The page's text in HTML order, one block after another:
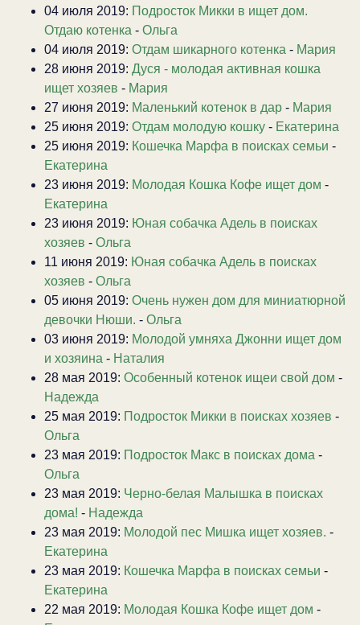
04 июля 2019: Подросток Микки в ищет дом.
Отдаю котенка - Ольга
04 июля 2019: Отдам шикарного котенка - Мария
28 июня 2019: Дуся - молодая активная кошка
ищет хозяев - Мария
27 июня 2019: Маленький котенок в дар - Мария
25 июня 2019: Отдам молодую кошку - Екатерина
25 июня 2019: Кошечка Марфа в поисках семьи -
Екатерина
23 июня 2019: Молодая Кошка Кофе ищет дом -
Екатерина
23 июня 2019: Юная собачка Адель в поисках
хозяев - Ольга
11 июня 2019: Юная собачка Адель в поисках
хозяев - Ольга
05 июня 2019: Очень нужен дом для миниатюрной
девочки Нюши. - Ольга
03 июня 2019: Молодой умняха Джонни ищет дом
и хозяина - Наталия
28 мая 2019: Особенный котенок ищеи свой дом -
Надежда
25 мая 2019: Подросток Микки в поисках хозяев -
Ольга
23 мая 2019: Подросток Макс в поисках дома -
Ольга
23 мая 2019: Черно-белая Малышка в поисках
дома! - Надежда
23 мая 2019: Молодой пес Мишка ищет хозяев. -
Екатерина
23 мая 2019: Кошечка Марфа в поисках семьи -
Екатерина
22 мая 2019: Молодая Кошка Кофе ищет дом -